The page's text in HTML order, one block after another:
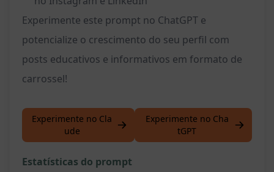
Experimente este prompt no ChatGPT e
potencialize o crescimento do seu perfil com
posts educativos e informativos em formato de
carrossel!
Experimente no Cla
ude
Experimente no Cha
tGPT
Estatísticas do prompt